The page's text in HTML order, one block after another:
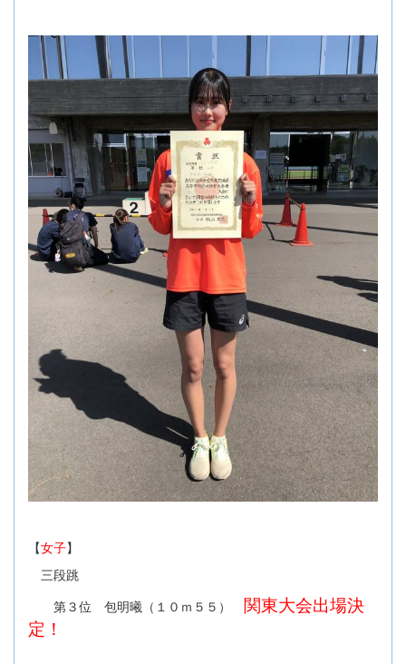
【女子】
三段跳
第３位 包明曦（１０ｍ５５） 関東大会出場決
定！